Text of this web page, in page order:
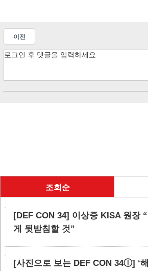
이전
조회순
[DEF CON 34] 이상중 KISA 원장
게 뒷받침할 것”
[사진으로 보는 DEF CON 34ⓛ] ‘